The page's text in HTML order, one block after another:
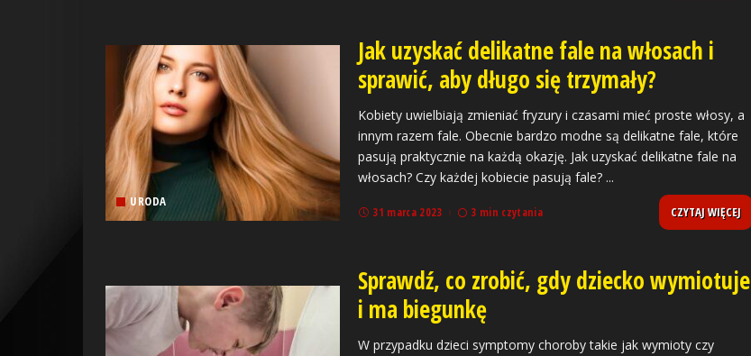
URODA
Jak uzyskać delikatne fale na włosach i
sprawić, aby długo się trzymały?
Kobiety uwielbiają zmieniać fryzury i czasami mieć proste włosy, a
innym razem fale. Obecnie bardzo modne są delikatne fale, które
pasują praktycznie na każdą okazję. Jak uzyskać delikatne fale na
włosach? Czy każdej kobiecie pasują fale? ...
31 marca 2023 3 min czytania CZYTAJ WIĘCEJ
Sprawdź, co zrobić, gdy dziecko wymiotuje
i ma biegunkę
W przypadku dzieci symptomy choroby takie jak wymioty czy